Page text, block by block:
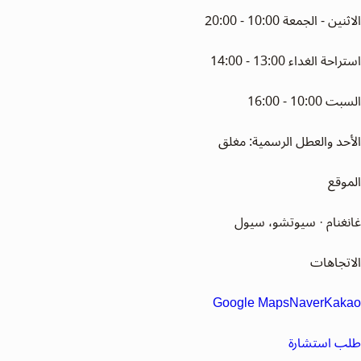
الاثنين - الجمعة 10:00 - 20:00
استراحة الغداء 13:00 - 14:00
السبت 10:00 - 16:00
الأحد والعطل الرسمية: مغلق
الموقع
غانغنام · سيوتشو، سيول
الاتجاهات
Google MapsNaverKakao
طلب استشارة